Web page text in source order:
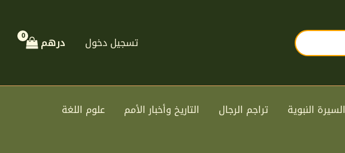
تسجيل دخول درهم
السيرة النبوية تراجم الرجال التاريخ وأخبار الأمم علوم اللغة